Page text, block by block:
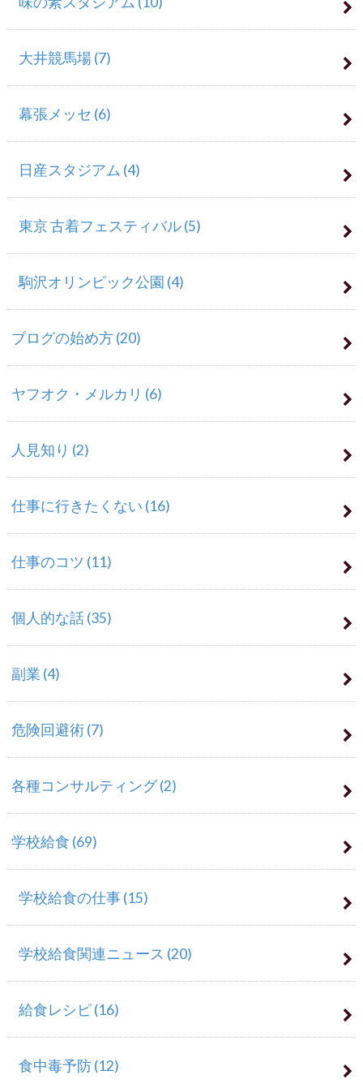
大井競馬場(7)
幕張メッセ (6)
日産スタジアム (4)
東京 古着フェスティバル(5)
駒沢オリンピック公園 (4)
ブログの始め方(20)
ヤフオク・メルカリ (6)
人見知り (2)
仕事に行きたくない (16)
仕事のコツ (11)
個人的な話(35)
副業 (4)
危険回避術(7)
各種コンサルティング(2)
学校給食 (69)
学校給食の仕事(15)
学校給食関連ニュース (20)
給食レシピ(16)
食中毒予防(12)